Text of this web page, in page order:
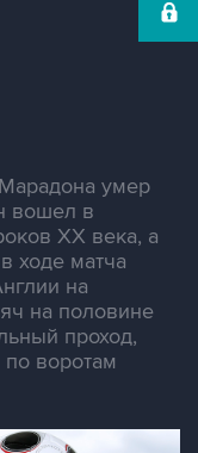
умер
вошел в
XX века, а
ходе матча
на
на половине
проход,
воротам